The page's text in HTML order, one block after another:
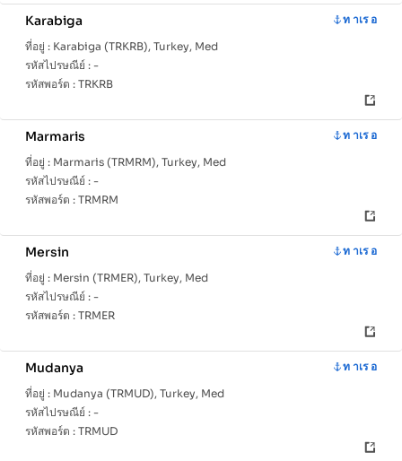
Karabiga
ท าเร อ
ที่อยู่ : Karabiga (TRKRB), Turkey, Med
รหัสไปรษณีย์ : -
รหัสพอร์ต : TRKRB
Marmaris
ท าเร อ
ที่อยู่ : Marmaris (TRMRM), Turkey, Med
รหัสไปรษณีย์ : -
รหัสพอร์ต : TRMRM
Mersin
ท าเร อ
ที่อยู่ : Mersin (TRMER), Turkey, Med
รหัสไปรษณีย์ : -
รหัสพอร์ต : TRMER
Mudanya
ท าเร อ
ที่อยู่ : Mudanya (TRMUD), Turkey, Med
รหัสไปรษณีย์ : -
รหัสพอร์ต : TRMUD